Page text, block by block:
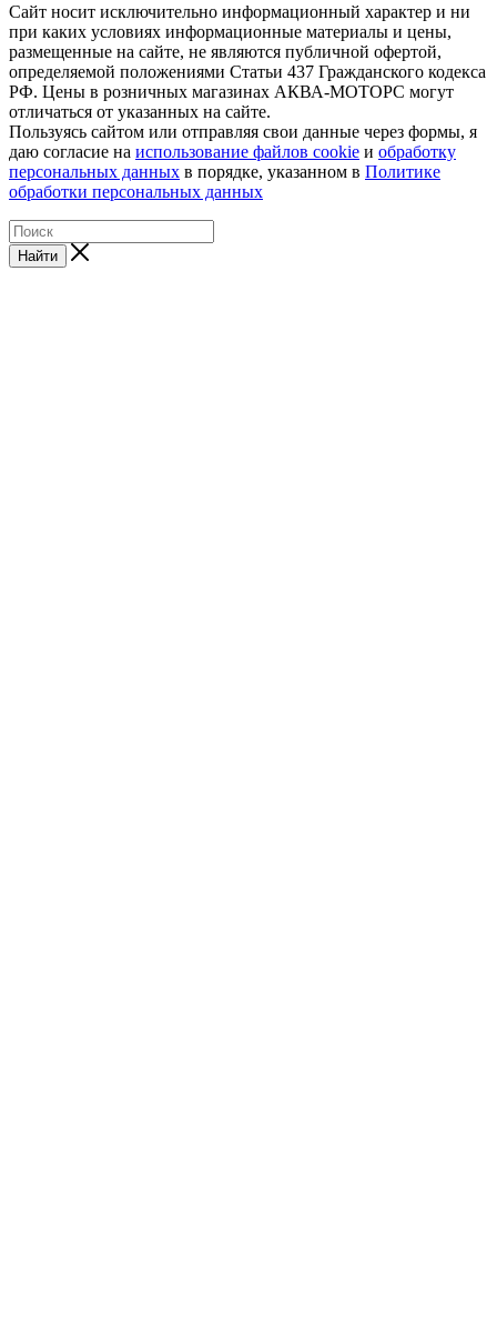
Сайт носит исключительно информационный характер и ни
при каких условиях информационные материалы и цены,
размещенные на сайте, не являются публичной офертой,
определяемой положениями Статьи 437 Гражданского кодекса
РФ. Цены в розничных магазинах АКВА-МОТОРС могут
отличаться от указанных на сайте.
Пользуясь сайтом или отправляя свои данные через формы, я
даю согласие на использование файлов cookie и обработку
персональных данных в порядке, указанном в Политике
обработки персональных данных
Найти